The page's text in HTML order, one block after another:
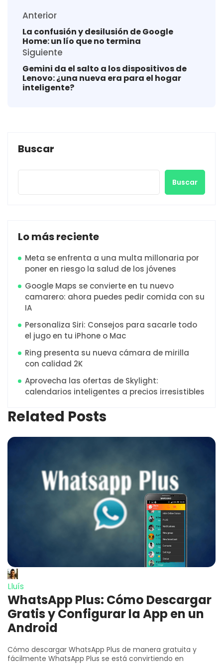
Anterior
La confusión y desilusión de Google
Home: un lío que no termina
Siguiente
Gemini da el salto a los dispositivos de
Lenovo: ¿una nueva era para el hogar
inteligente?
Buscar
Buscar
Lo más reciente
Meta se enfrenta a una multa millonaria por
poner en riesgo la salud de los jóvenes
Google Maps se convierte en tu nuevo
camarero: ahora puedes pedir comida con su
IA
Personaliza Siri: Consejos para sacarle todo
el jugo en tu iPhone o Mac
Ring presenta su nueva cámara de mirilla
con calidad 2K
Aprovecha las ofertas de Skylight:
calendarios inteligentes a precios irresistibles
Related Posts
Lluís
WhatsApp Plus: Cómo Descargar
Gratis y Configurar la App en un
Android
Cómo descargar WhatsApp Plus de manera gratuita y
fácilmente WhatsApp Plus se está convirtiendo en